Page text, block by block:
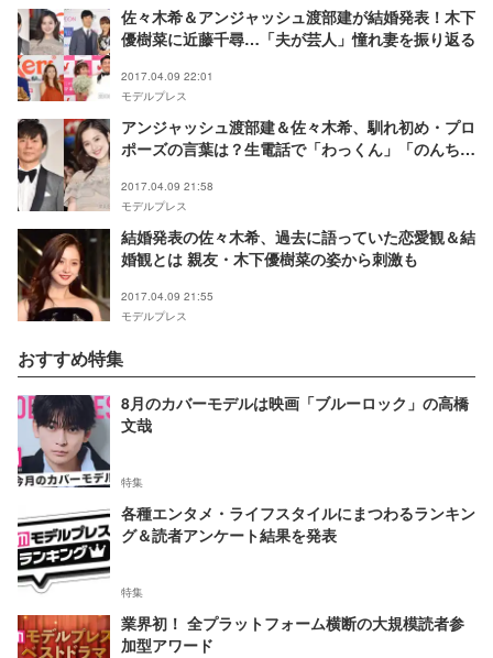
佐々木希＆アンジャッシュ渡部建が結婚発表！木下
優樹菜に近藤千尋…「夫が芸人」憧れ妻を振り返る
2017.04.09 22:01
モデルプレス
アンジャッシュ渡部建＆佐々木希、馴れ初め・プロ
ポーズの言葉は？生電話で「わっくん」「のんちゃ
2017.04.09 21:58
モデルプレス
結婚発表の佐々木希、過去に語っていた恋愛観＆結
婚観とは 親友・木下優樹菜の姿から刺激も
2017.04.09 21:55
モデルプレス
おすすめ特集
8月のカバーモデルは映画「ブルーロック」の高橋
文哉
特集
各種エンタメ・ライフスタイルにまつわるランキン
グ＆読者アンケート結果を発表
特集
業界初！ 全プラットフォーム横断の大規模読者参
加型アワード